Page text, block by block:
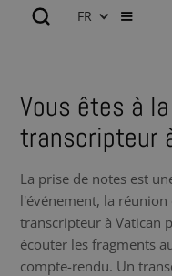
FR
Vous êtes à
transcripteur
La prise de notes est
l'événement, la réunion
transcripteur à Vatican
écouter les fragments
compte-rendu. Un